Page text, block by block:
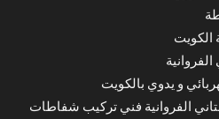
الكويت
و يدوي بالكويت
الفروانية فني تركيب شفاطات